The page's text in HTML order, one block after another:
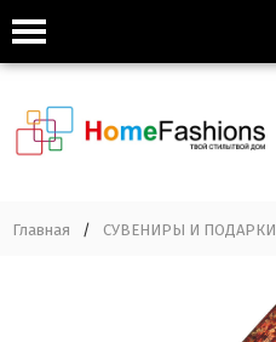
Главная / СУВЕНИРЫ И ПОДАРКИ